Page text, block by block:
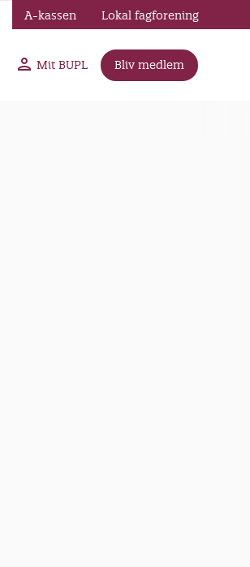
Mit BUPL Bliv medlem
A-kassen Lokal fagforening